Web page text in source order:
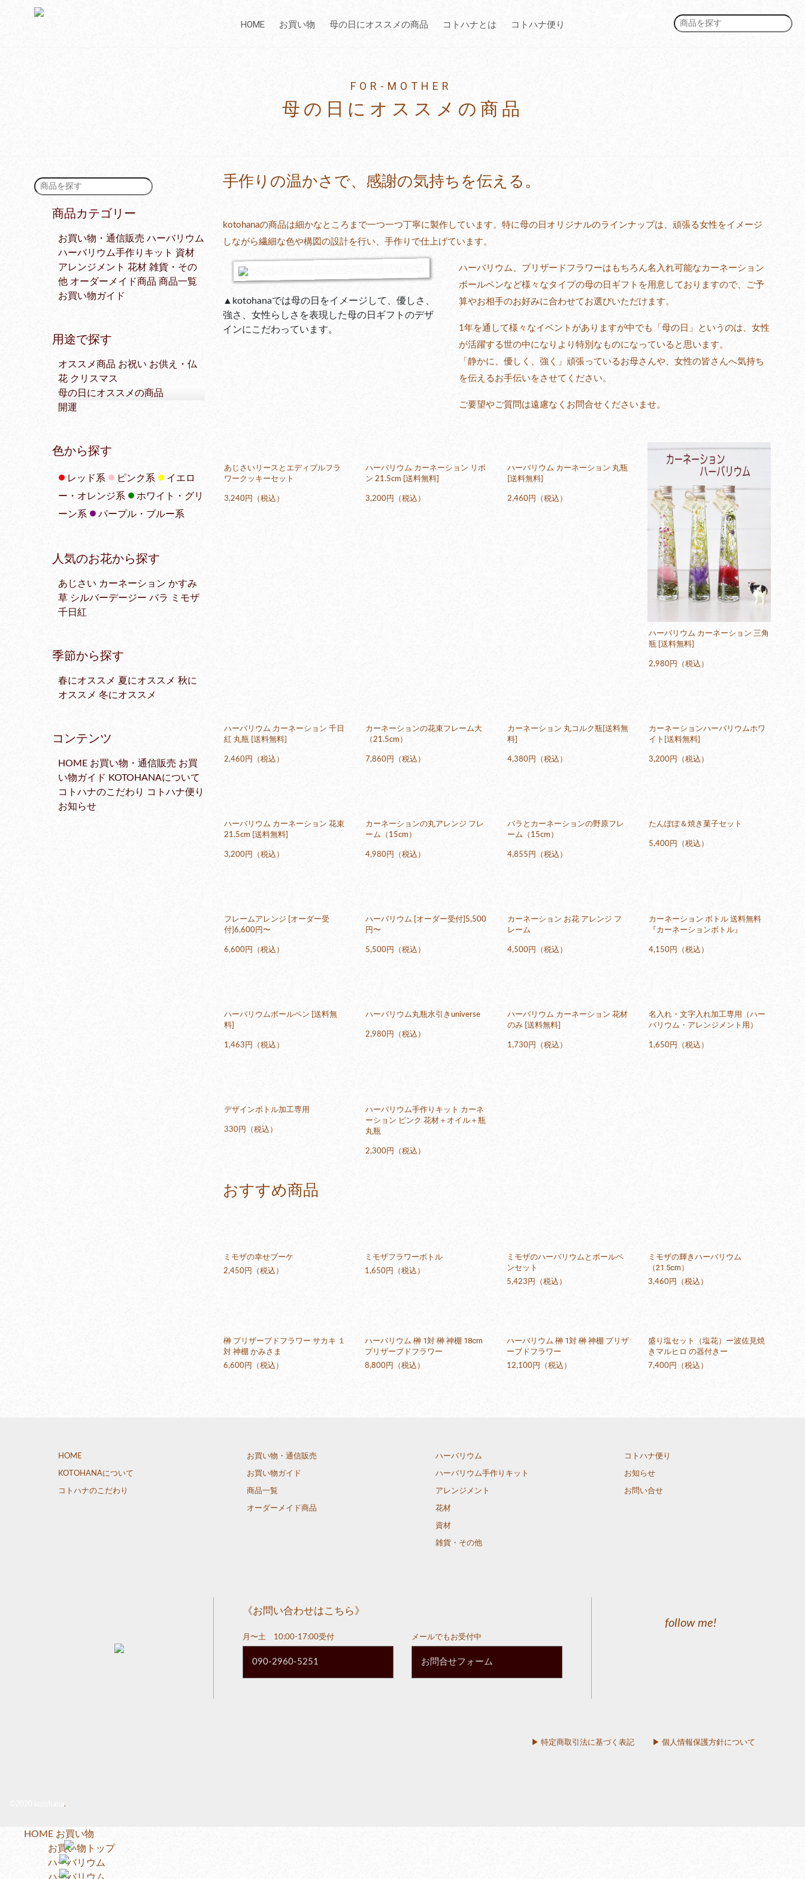
HOME お買い物 母の日にオススメの商品 コトハナとは コトハナ便り
FOR-MOTHER
母の日にオススメの商品
手作りの温かさで、感謝の気持ちを伝える。
kotohanaの商品は細かなところまで一つ一つ丁寧に製作しています。特に母の日オリジナルのラインナップは、頑張る女性をイメージ
しながら繊細な色や構図の設計を行い、手作りで仕上げています。
▲kotohanaでは母の日をイメージして、優しさ、
強さ、女性らしさを表現した母の日ギフトのデザ
インにこだわっています。
ハーバリウム、プリザードフラワーはもちろん名入れ可能なカーネーション
ボールペンなど様々なタイプの母の日ギフトを用意しておりますので、ご予
算やお相手のお好みに合わせてお選びいただけます。
1年を通して様々なイベントがありますが中でも「母の日」というのは、女性
が活躍する世の中になりより特別なものになっていると思います。
「静かに、優しく、強く」頑張っているお母さんや、女性の皆さんへ気持ち
を伝えるお手伝いをさせてください。
ご要望やご質問は遠慮なくお問合せくださいませ。
あじさいリースとエディブルフラ
ワークッキーセット
3,240円（税込）
ハーバリウム カーネーション リボ
ン 21.5cm [送料無料]
3,200円（税込）
ハーバリウム カーネーション 丸瓶
[送料無料]
2,460円（税込）
ハーバリウム カーネーション 三角
瓶 [送料無料]
2,980円（税込）
ハーバリウム カーネーション 千日
紅 丸瓶 [送料無料]
2,460円（税込）
カーネーションの花束フレーム大
（21.5cm）
7,860円（税込）
カーネーション 丸コルク瓶[送料無
料]
4,380円（税込）
カーネーションハーバリウムホワ
イト[送料無料]
3,200円（税込）
ハーバリウム カーネーション 花束
21.5cm [送料無料]
3,200円（税込）
カーネーションの丸アレンジ フレ
ーム（15cm）
4,980円（税込）
バラとカーネーションの野原フレ
ーム（15cm）
4,855円（税込）
たんぽぽ＆焼き菓子セット
5,400円（税込）
フレームアレンジ [オーダー受
付]6,600円〜
6,600円（税込）
ハーバリウム [オーダー受付]5,500
円〜
5,500円（税込）
カーネーション お花 アレンジ フ
レーム
4,500円（税込）
カーネーション ボトル 送料無料
『カーネーションボトル』
4,150円（税込）
ハーバリウムボールペン [送料無
料]
1,463円（税込）
ハーバリウム丸瓶水引きuniverse
2,980円（税込）
ハーバリウム カーネーション 花材
のみ [送料無料]
1,730円（税込）
名入れ・文字入れ加工専用（ハー
バリウム・アレンジメント用）
1,650円（税込）
デザインボトル加工専用
330円（税込）
ハーバリウム手作りキット カーネ
ーション ピンク 花材＋オイル＋瓶
丸瓶
2,300円（税込）
おすすめ商品
ミモザの幸せブーケ
2,450円（税込）
ミモザフラワーボトル
1,650円（税込）
ミモザのハーバリウムとボールペ
ンセット
5,423円（税込）
ミモザの輝きハーバリウム
（21.5cm）
3,460円（税込）
榊 プリザーブドフラワー サカキ １
対 神棚 かみさま
6,600円（税込）
ハーバリウム 榊 1対 榊 神棚 18cm
プリザーブドフラワー
8,800円（税込）
ハーバリウム 榊 1対 榊 神棚 プリザ
ーブドフラワー
12,100円（税込）
盛り塩セット（塩花）ー波佐見焼
きマルヒロ の器付きー
7,400円（税込）
商品カテゴリー
お買い物・通信販売 ハーバリウム
ハーバリウム手作りキット 資材
アレンジメント 花材 雑貨・その
他 オーダーメイド商品 商品一覧
お買い物ガイド
用途で探す
オススメ商品 お祝い お供え・仏
花 クリスマス
母の日にオススメの商品
開運
色から探す
● レッド系 ● ピンク系 ● イエロ
ー・オレンジ系 ● ホワイト・グリ
ーン系 ● パープル・ブルー系
人気のお花から探す
あじさい カーネーション かすみ
草 シルバーデージー バラ
ミモザ
千日紅
季節から探す
春にオススメ 夏にオススメ 秋に
オススメ 冬にオススメ
コンテンツ
HOME お買い物・通信販売 お買
い物ガイド KOTOHANAについて
コトハナのこだわり
コトハナ便り
お知らせ
HOME
KOTOHANAについて
コトハナのこだわり
お買い物・通信販売
お買い物ガイド
商品一覧
オーダーメイド商品
ハーバリウム
ハーバリウム手作りキット
アレンジメント
花材
資材
雑貨・その他
コトハナ便り
お知らせ
お問い合せ
《お問い合わせはこちら》
月〜土 10:00-17:00受付
090-2960-5251
メールでもお受付中
お問合せフォーム
follow me!
▶︎ 特定商取引法に基づく表記 ▶︎ 個人情報保護方針について
.
HOME お買い物
お買い物トップ
ハーバリウム